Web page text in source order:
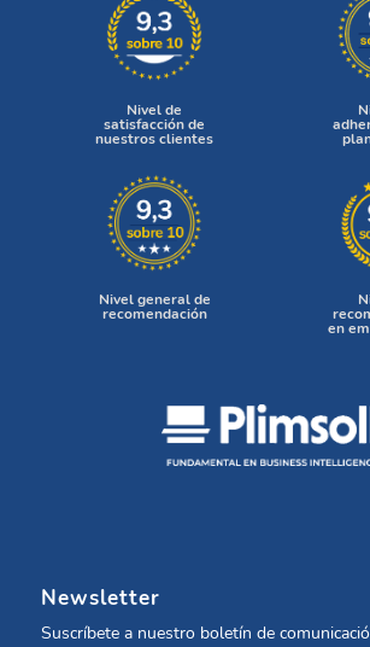
Nivel de
satisfacción de
nuestros clientes
Nivel general de
recomendación
en
Newsletter
Suscríbete a nuestro boletín de